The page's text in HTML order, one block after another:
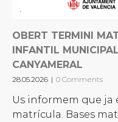
OBERT TERMINI
INFANTIL
CANYAMERAL
28.05.2026 | 0 Comments
Us informem que
matrícula. Bases